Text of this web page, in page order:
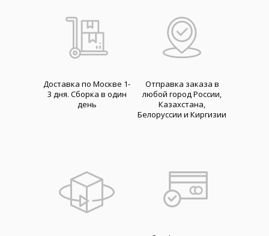
Доставка по Москве 1-
3 дня. Cборка в один
день
Отправка заказа в
любой город России,
Казахстана,
Белоруссии и Киргизии